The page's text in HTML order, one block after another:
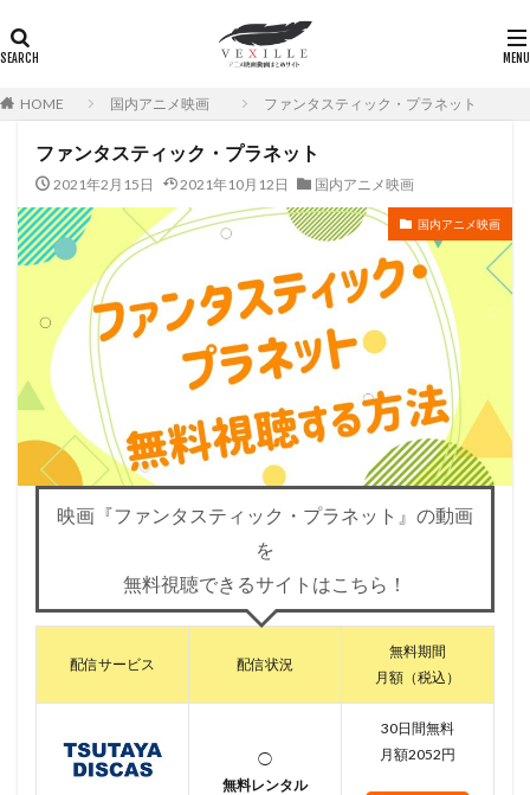
HOME 国内アニメ映画 ファンタスティック・プラネット
ファンタスティック・プラネット
2021年2月15日 2021年10月12日 国内アニメ映画
国内アニメ映画
映画『ファンタスティック・プラネット』の動画
を
無料視聴できるサイトはこちら！
配信サービス 配信状況
無料期間
月額（税込）
◯
無料レンタル
30日間無料
月額2052円